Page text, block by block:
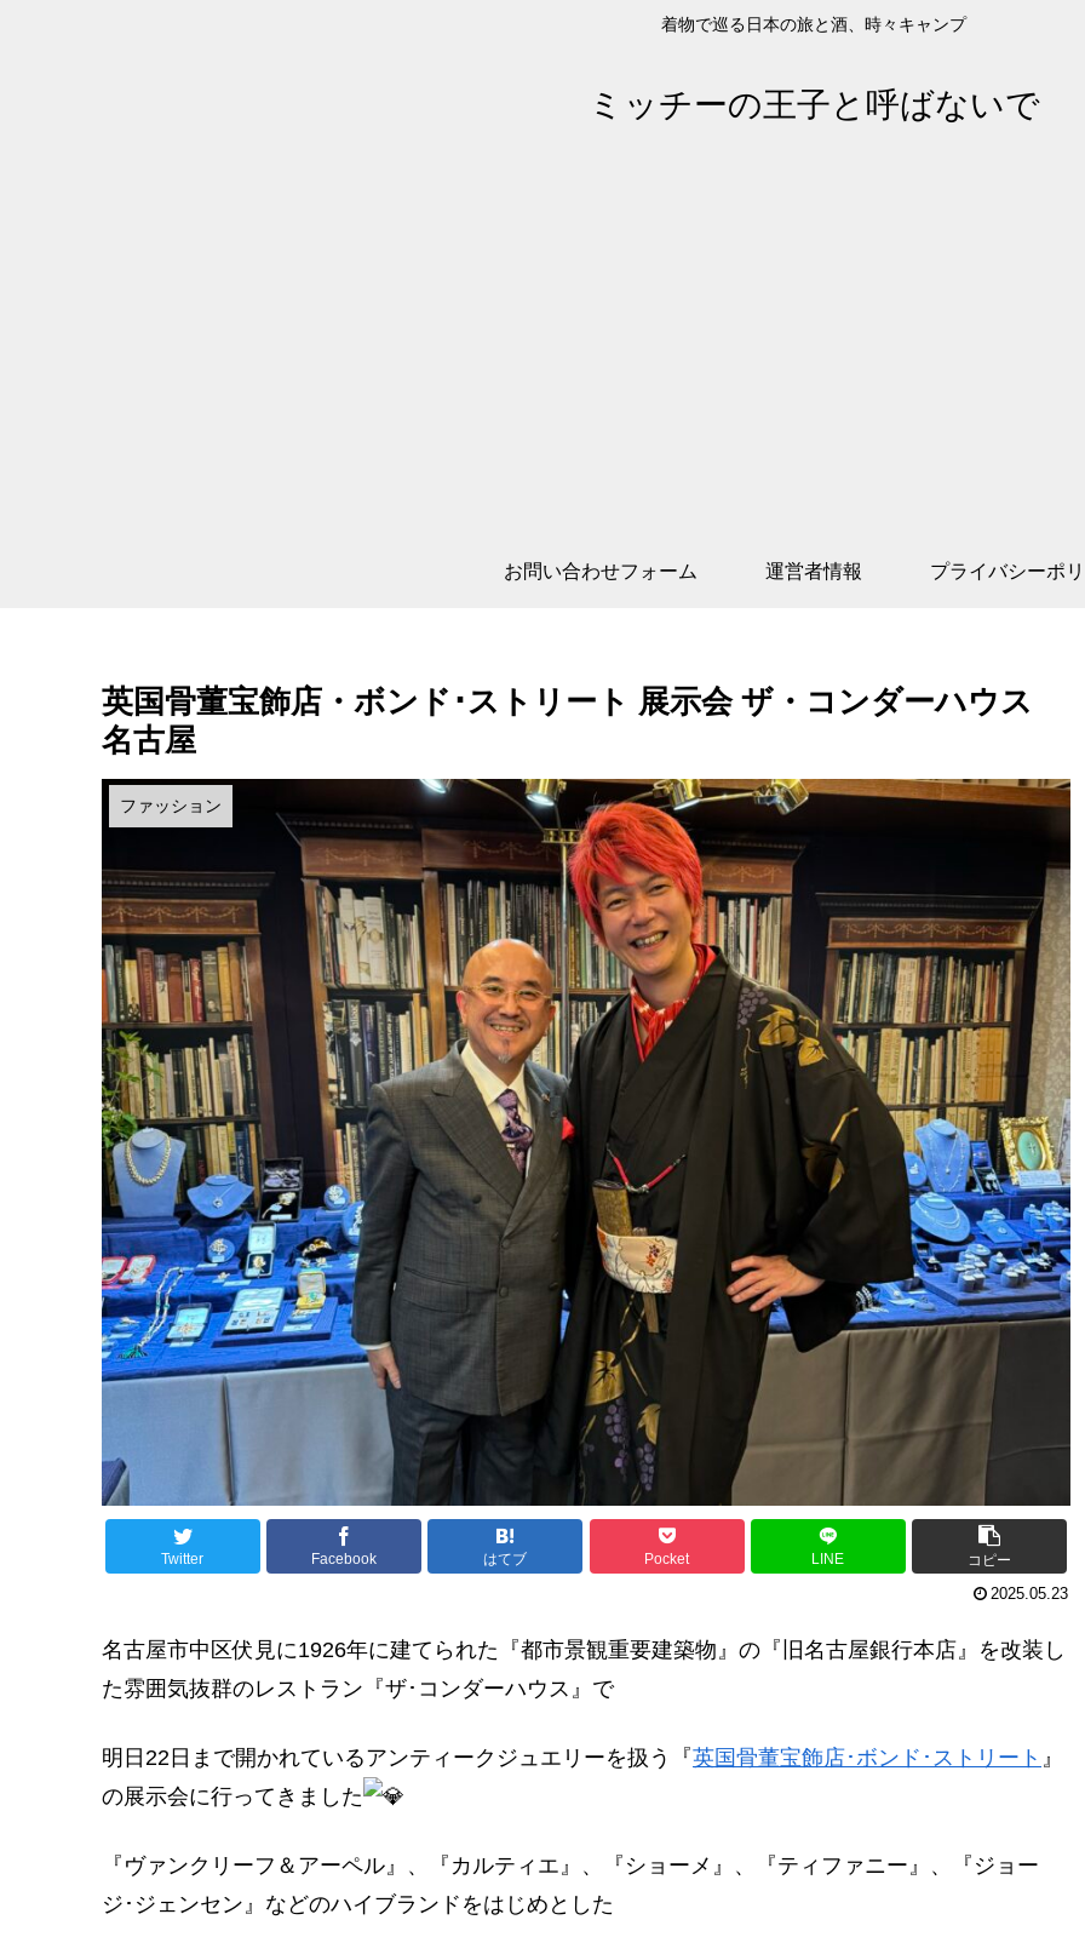
着物で巡る日本の旅と酒、時々キャンプ
ミッチーの王子と呼ばないで
お問い合わせフォーム 運営者情報 プライバシーポ
英国骨董宝飾店・ボンド･ストリート 展示会 ザ・コンダーハウス
名古屋
ファッション
Twitter Facebook はてブ Pocket LINE
コピー
2025.05.23
名古屋市中区伏見に1926年に建てられた『都市景観重要建築物』の『旧名古屋銀行本店』を改装し
た雰囲気抜群のレストラン『ザ･コンダーハウス』で
明日22日まで開かれているアンティークジュエリーを扱う『英国骨董宝飾店･ボンド･ストリート 』
の展示会に行ってきました
『ヴァンクリーフ＆アーペル』、『カルティエ』、『ショーメ』、『ティファニー』、『ジョー
ジ･ジェンセン』などのハイブランドをはじめとした